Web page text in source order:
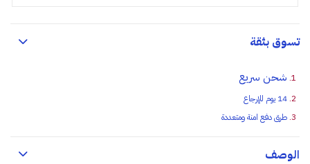
تسوق بثقة
شحن سريع
14 يوم للإرجاع
طرق دفع امنة ومتعددة
الوصف